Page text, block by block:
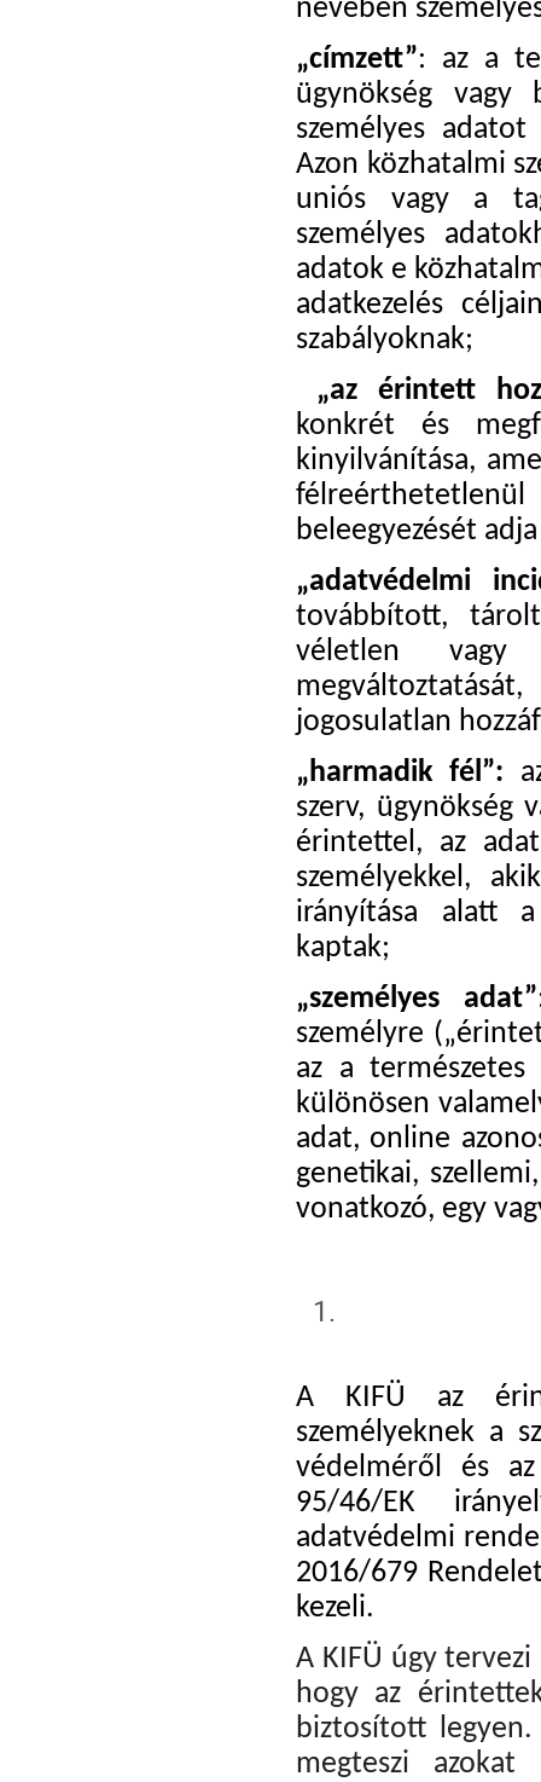
nevében
„címzett”: az a
ügynökség vagy
személyes
Azon közhatalmi
uniós vagy a
személyes
adatok e
adatkezelés
szabályoknak;
„az érintett
konkrét és
kinyilvánítása,
beleegyezését
„adatvédelmi
továbbított,
véletlen vagy
jogosulatlan
„harmadik fél”:
szerv, ügynökség
érintettel, az
személyekkel,
irányítása alatt a
kaptak;
„személyes adat”
személyre
az a
különösen
adat, online
genetikai,
vonatkozó, egy
A KIFÜ az
személyeknek a
védelméről és
95/46/EK
adatvédelmi
2016/679
kezeli.
A KIFÜ úgy
hogy az
biztosított
megteszi